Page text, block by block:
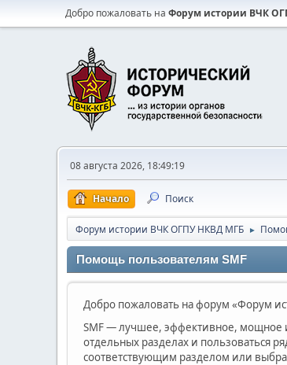
Добро пожаловать на Форум истории ВЧК
08 августа 2026, 18:49:19
Начало Поиск
Форум истории ВЧК ОГПУ НКВД МГБ ►
Помощь пользователям SMF
Добро пожаловать на форум «Форум
SMF — лучшее, эффективное, мощное
отдельных разделах и пользоваться
соответствующим разделом или